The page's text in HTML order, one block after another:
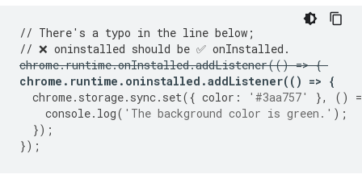
// There's a typo in the line below;
// ❌ oninstalled should be ✅ onInstalled.
chrome.runtime.onInstalled.addListener(() => {
chrome . runtime . oninstalled .addListener(() => {
chrome. storage. sync. set({ color : '#3aa757' }, ()
=
console. log( 'The background color is green.' );
});
});